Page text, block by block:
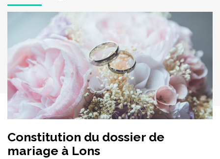
Constitution du dossier de
mariage à Lons